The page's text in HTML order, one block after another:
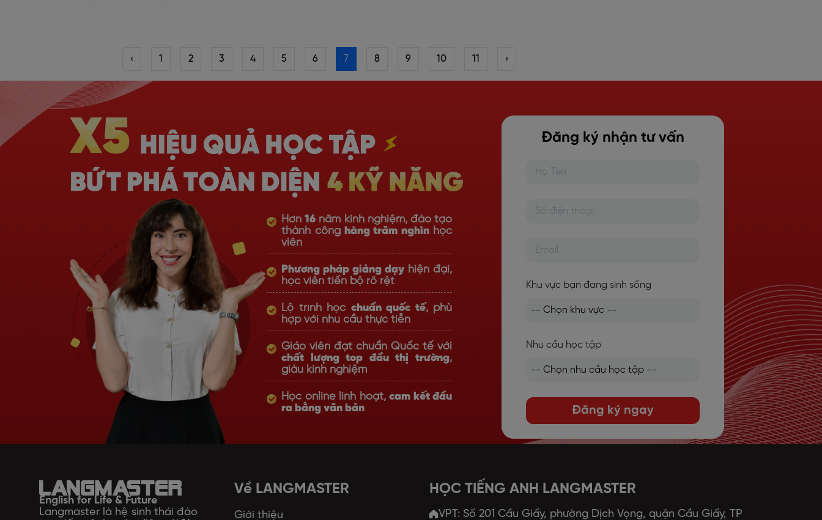
‹ 1 2 3 4 5 6 7 8 9 10 11 ›
Hơn16 năm kinh nghiệm, đào tạo
thành công hàng trăm nghìnhọc
viên
Phương pháp giảng dạy hiện đại,
học viên tiến bộ rõ rệt
Lộ trình học chuẩn quốc tế, phù
hợp với nhu cầu thực tiễn
Giáo viên đạt chuẩn Quốc tế với
chất lượng top đầu thị trường,
giàu kinh nghiệm
Học online linh hoạt,cam kết đầu
ra bằng văn bản
Đăng ký nhận tư vấn
Khu vực bạn đang sinh sống
Nhu cầu học tập
Đăng ký ngay
English for Life & Future
Langmaster là hệ sinh thái đào
Về LANGMASTER
Giới thiệu
HỌC TIẾNG ANH LANGMASTER
VPT: Số 201 Cầu Giấy, phường Dịch Vọng, quận Cầu Giấy, TP